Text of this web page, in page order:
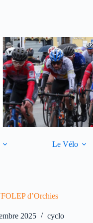
Le Vélo
d’Orchies
2025 cyclo